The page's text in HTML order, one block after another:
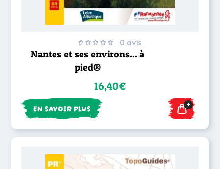
0 avis
Nantes et ses environs... à
pied®
16,40€
EN SAVOIR PLUS +